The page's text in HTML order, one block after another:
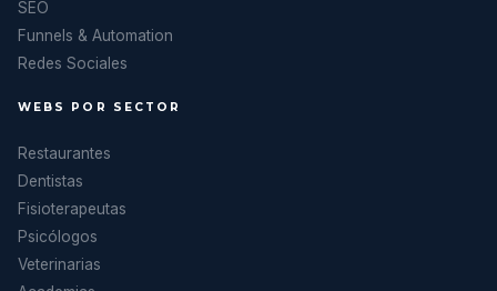
SEO
Funnels & Automation
Redes Sociales
WEBS POR SECTOR
Restaurantes
Dentistas
Fisioterapeutas
Psicólogos
Veterinarias